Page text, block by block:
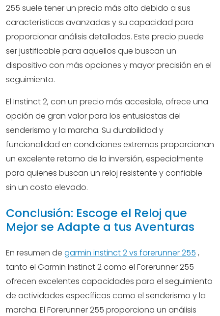
255 suele tener un precio más alto debido a sus
características avanzadas y su capacidad para
proporcionar análisis detallados. Este precio puede
ser justificable para aquellos que buscan un
dispositivo con más opciones y mayor precisión en el
seguimiento.
El Instinct 2, con un precio más accesible, ofrece una
opción de gran valor para los entusiastas del
senderismo y la marcha. Su durabilidad y
funcionalidad en condiciones extremas proporcionan
un excelente retorno de la inversión, especialmente
para quienes buscan un reloj resistente y confiable
sin un costo elevado.
Conclusión: Escoge el Reloj que
Mejor se Adapte a tus Aventuras
En resumen de garmin instinct 2 vs forerunner 255 ,
tanto el Garmin Instinct 2 como el Forerunner 255
ofrecen excelentes capacidades para el seguimiento
de actividades específicas como el senderismo y la
marcha. El Forerunner 255 proporciona un análisis